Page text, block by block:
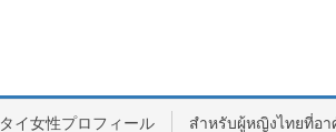
タイ女性プロフィール สำหรับผู้หญิงไทยที่อ